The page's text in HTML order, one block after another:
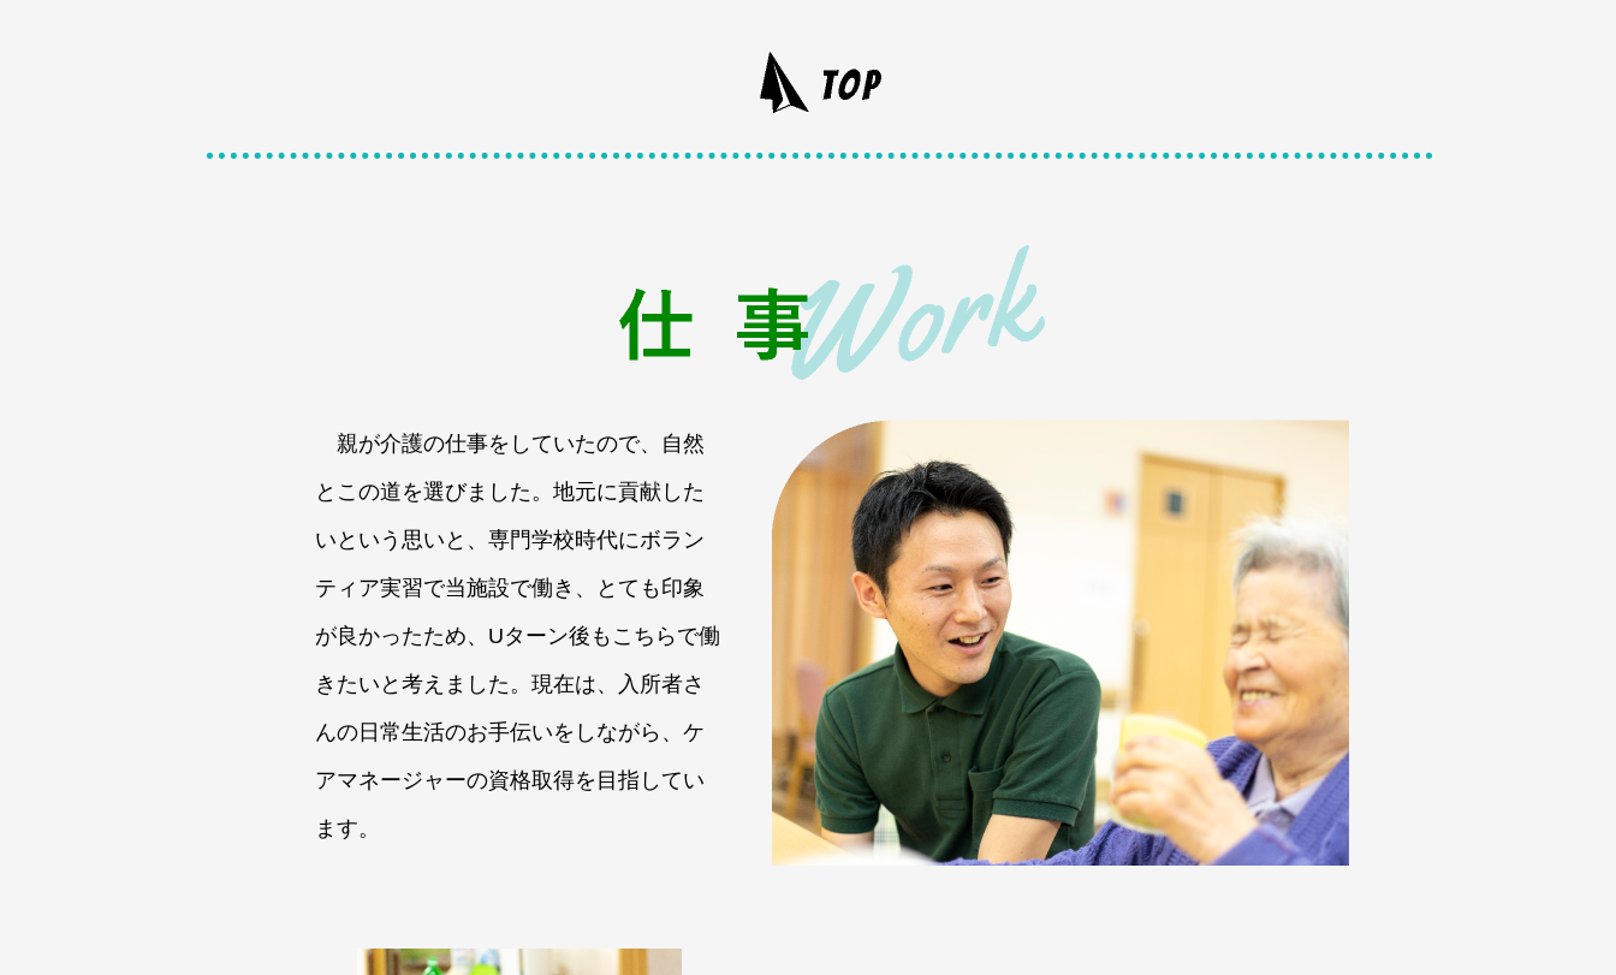
親が介護の仕事をしていたので、自然
とこの道を選びました。地元に貢献した
いという思いと、専門学校時代にボラン
ティア実習で当施設で働き、とても印象
が良かったため、Uターン後もこちらで働
きたいと考えました。現在は、入所者さ
んの日常生活のお手伝いをしながら、ケ
アマネージャーの資格取得を目指してい
ます。